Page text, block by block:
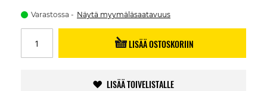
Varastossa Näytä myymäläsaatavuus
LISÄÄ OSTOSKORIIN
LISÄÄ TOIVELISTALLE